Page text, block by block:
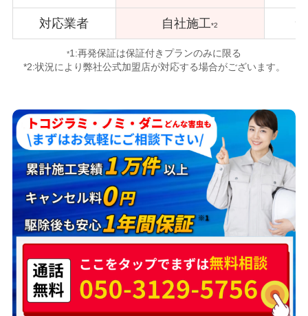
対応業者 自社施工*2
*1:再発保証は保証付きプランのみに限る
*2:状況により弊社公式加盟店が対応する場合がございます。